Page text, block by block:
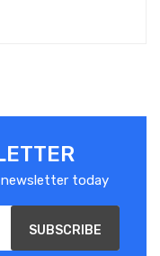
newsletter today
SUBSCRIBE